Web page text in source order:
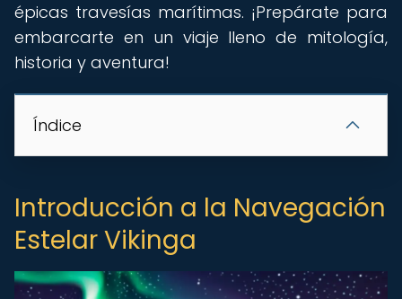
épicas travesías marítimas. ¡Prepárate para
embarcarte en un viaje lleno de mitología,
historia y aventura!
Índice
Introducción a la Navegación
Estelar Vikinga